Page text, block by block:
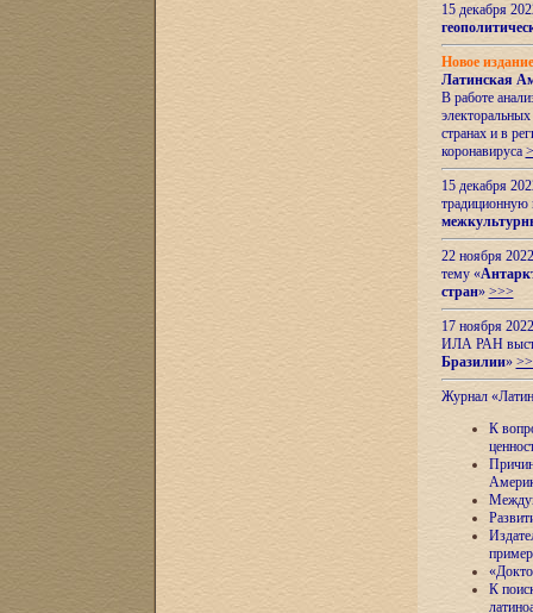
15 декабря
Новое
Латинская
В работе
странах и в
коронавируса
15 декабря
22 ноября
тему «
стран» >>>
17 ноября
ИЛА РАН
Бразилии»
Журнал
К
К